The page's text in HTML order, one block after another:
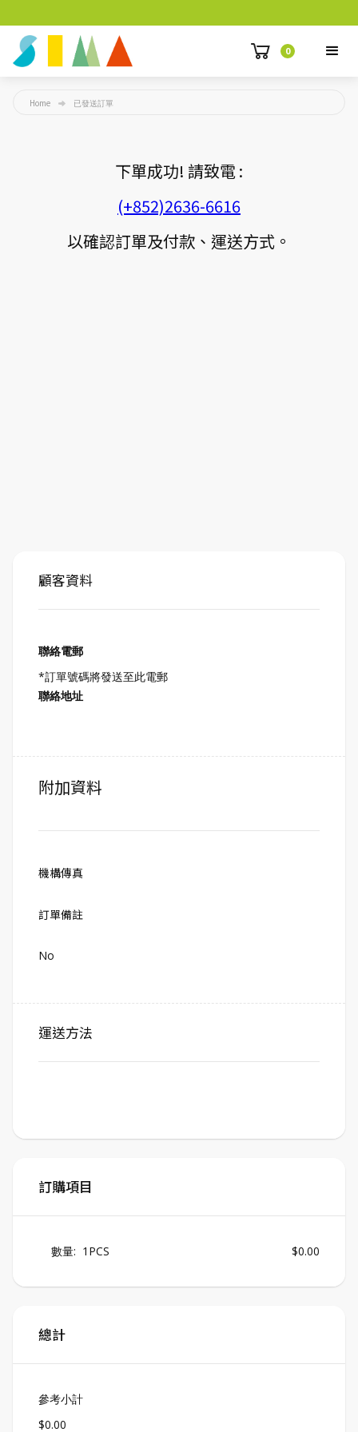
0
Home 已發送訂單
下單成功! 請致電 :
(+852)2636-6616
以確認訂單及付款、運送方式。
顧客資料
聯絡電郵
*訂單號碼將發送至此電郵
聯絡地址
附加資料
機構傳真
訂單備註
No
運送方法
訂購項目
數量: 1 PCS $0.00
總計
參考小計
$0.00